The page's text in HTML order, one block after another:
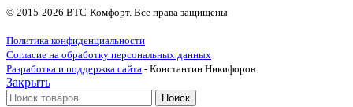
© 2015-2026 ВТС-Комфорт. Все права защищены
Политика конфиденциальности
Согласие на обработку персональных данных
Разработка и поддержка сайта - Константин Никифоров
Закрыть
Поиск